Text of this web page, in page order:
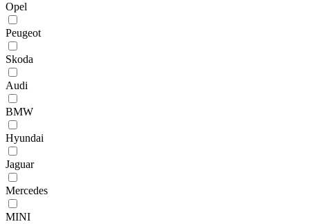
Opel
Peugeot
Skoda
Audi
BMW
Hyundai
Jaguar
Mercedes
MINI